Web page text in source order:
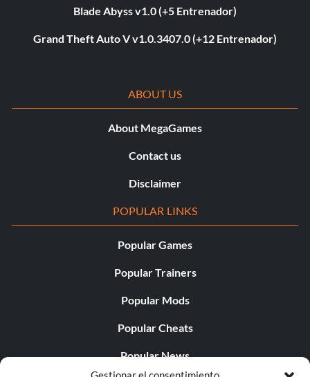
Blade Abyss v1.0 (+5 Entrenador)
Grand Theft Auto V v1.0.3407.0 (+12 Entrenador)
ABOUT US
About MegaGames
Contact us
Disclaimer
POPULAR LINKS
Popular Games
Popular Trainers
Popular Mods
Popular Cheats
Popular News